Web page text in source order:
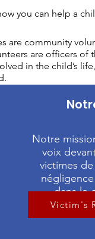
you can help a
are community
are officers
in the child’s
Notre
voix
victimes
dans le
Victim's